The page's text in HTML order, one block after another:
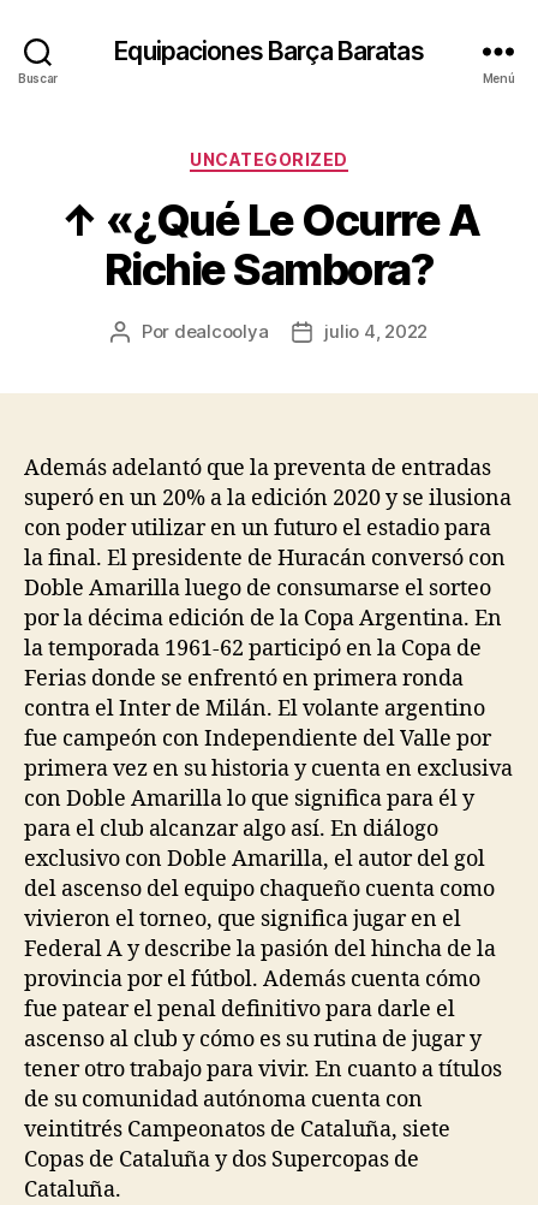
Buscar
Equipaciones Barça Baratas
Menú
Categorías
UNCATEGORIZED
↑ «¿Qué Le Ocurre A
Richie Sambora?
Autor
Por dealcoolya
Fechajulio 4, 2022
Además adelantó que la preventa de entradas
superó en un 20% a la edición 2020 y se ilusiona
con poder utilizar en un futuro el estadio para
la final. El presidente de Huracán conversó con
Doble Amarilla luego de consumarse el sorteo
por la décima edición de la Copa Argentina. En
la temporada 1961-62 participó en la Copa de
Ferias donde se enfrentó en primera ronda
contra el Inter de Milán. El volante argentino
fue campeón con Independiente del Valle por
primera vez en su historia y cuenta en exclusiva
con Doble Amarilla lo que significa para él y
para el club alcanzar algo así. En diálogo
exclusivo con Doble Amarilla, el autor del gol
del ascenso del equipo chaqueño cuenta como
vivieron el torneo, que significa jugar en el
Federal A y describe la pasión del hincha de la
provincia por el fútbol. Además cuenta cómo
fue patear el penal definitivo para darle el
ascenso al club y cómo es su rutina de jugar y
tener otro trabajo para vivir. En cuanto a títulos
de su comunidad autónoma cuenta con
veintitrés Campeonatos de Cataluña, siete
Copas de Cataluña y dos Supercopas de
Cataluña.